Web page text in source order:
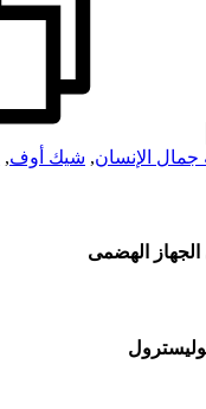
جمال الإنسان, شيك أوف,
الجهاز الهضمى